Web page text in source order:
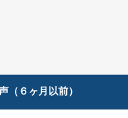
（６ヶ月以前）